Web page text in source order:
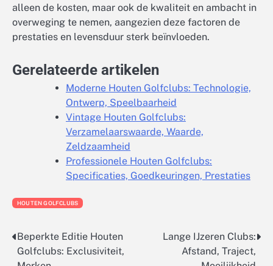
alleen de kosten, maar ook de kwaliteit en ambacht in
overweging te nemen, aangezien deze factoren de
prestaties en levensduur sterk beïnvloeden.
Gerelateerde artikelen
Moderne Houten Golfclubs: Technologie,
Ontwerp, Speelbaarheid
Vintage Houten Golfclubs:
Verzamelaarswaarde, Waarde,
Zeldzaamheid
Professionele Houten Golfclubs:
Specificaties, Goedkeuringen, Prestaties
HOUTEN GOLFCLUBS
Post
navigation
Beperkte Editie Houten
Golfclubs: Exclusiviteit,
Lange IJzeren Clubs:
Afstand, Traject,